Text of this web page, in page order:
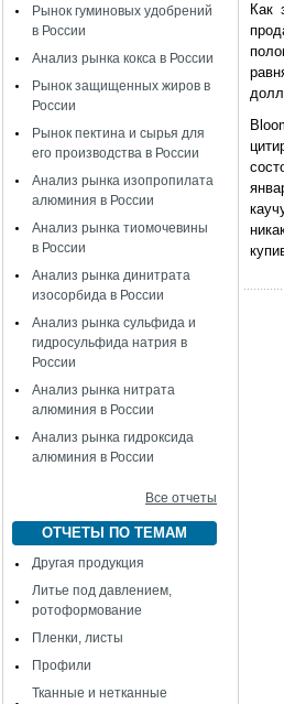
Рынок гуминовых удобрений
в России
Анализ рынка кокса в России
Рынок защищенных жиров в
России
Рынок пектина и сырья для
его производства в России
Анализ рынка изопропилата
алюминия в России
Анализ рынка тиомочевины
в России
Анализ рынка динитрата
изосорбида в России
Анализ рынка сульфида и
гидросульфида натрия в
России
Анализ рынка нитрата
алюминия в России
Анализ рынка гидроксида
алюминия в России
Все отчеты
ОТЧЕТЫ ПО ТЕМАМ
Другая продукция
Литье под давлением,
ротоформование
Пленки, листы
Профили
Тканные и нетканные
Как